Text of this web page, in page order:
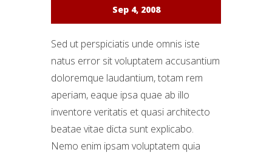
Sep 4, 2008
Sed ut perspiciatis unde omnis iste
natus error sit voluptatem accusantium
doloremque laudantium, totam rem
aperiam, eaque ipsa quae ab illo
inventore veritatis et quasi architecto
beatae vitae dicta sunt explicabo.
Nemo enim ipsam voluptatem quia